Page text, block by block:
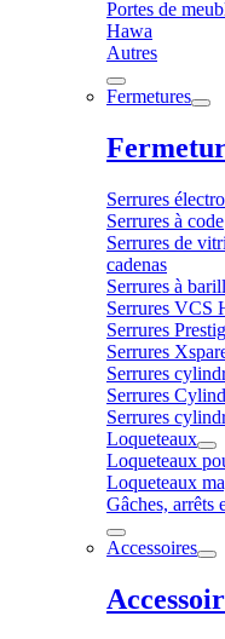
Portes de
Hawa
Autres
Fermetures
Serrures
Serrures à code
Serrures de
cadenas
Serrures à
Serrures VCS
Serrures
Serrures
Serrures
Serrures
Serrures
Loqueteaux
Loqueteaux
Loqueteaux
Gâches, arrêts
Accessoires